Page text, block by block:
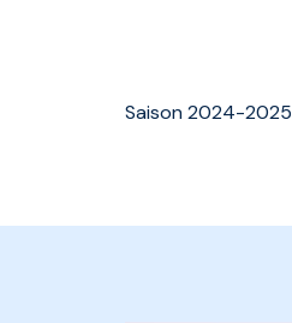
Saison 2024-2025